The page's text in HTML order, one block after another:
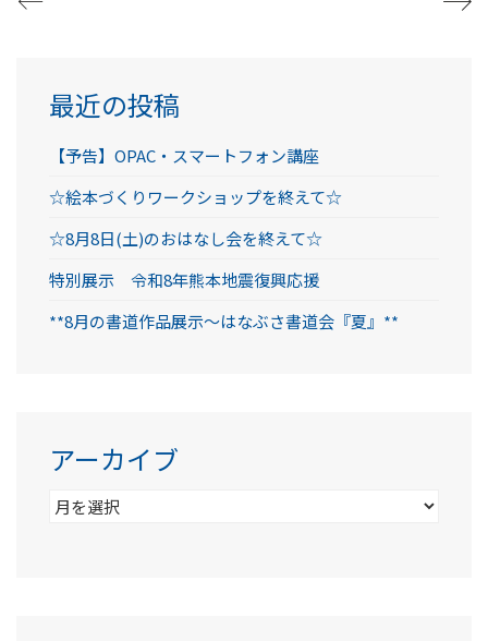
最近の投稿
【予告】OPAC・スマートフォン講座
☆絵本づくりワークショップを終えて☆
☆8月8日(土)のおはなし会を終えて☆
特別展示 令和8年熊本地震復興応援
**8月の書道作品展示～はなぶさ書道会『夏』**
アーカイブ
ア